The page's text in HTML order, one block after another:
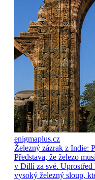
enigmaplus.cz
Železný zázrak z Indie:
Představa, že železo
v Dillí za své. Uprostřed
vysoký železný sloup,